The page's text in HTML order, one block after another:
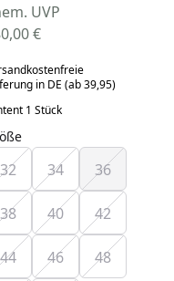
UVP
€
in DE (ab 39,95)
1 Stück
32 34 36
38 40 42
44 46 48